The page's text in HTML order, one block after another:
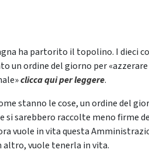
ha partorito il topolino. I dieci
un ordine del giorno per
clicca qui per leggere.
stanno le cose, un ordine del
si sarebbero raccolte meno firme
vuole in vita questa
altro, vuole tenerla in vita.